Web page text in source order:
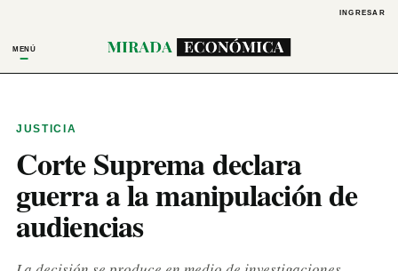
INGRESAR
MENÚ
JUSTICIA
Corte Suprema declara
guerra a la manipulación de
audiencias